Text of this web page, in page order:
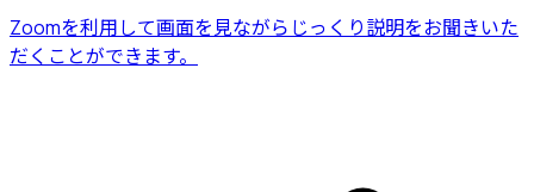
Zoomを利用して画面を見ながらじっくり説明をお聞きいた
だくことができます。